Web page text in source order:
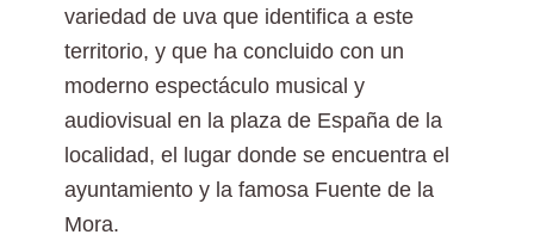
variedad de uva que identifica a este
territorio, y que ha concluido con un
moderno espectáculo musical y
audiovisual en la plaza de España de la
localidad, el lugar donde se encuentra el
ayuntamiento y la famosa Fuente de la
Mora.